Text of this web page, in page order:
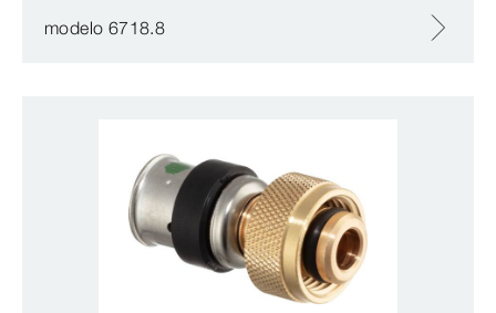
modelo 6718.8